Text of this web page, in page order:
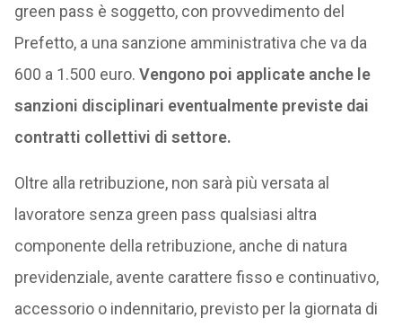
green pass è soggetto, con provvedimento del
Prefetto, a una sanzione amministrativa che va da
600 a 1.500 euro. Vengono poi applicate anche le
sanzioni disciplinari eventualmente previste dai
contratti collettivi di settore.
Oltre alla retribuzione, non sarà più versata al
lavoratore senza green pass qualsiasi altra
componente della retribuzione, anche di natura
previdenziale, avente carattere fisso e continuativo,
accessorio o indennitario, previsto per la giornata di